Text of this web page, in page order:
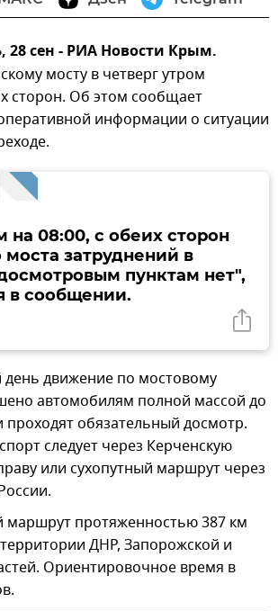
сен - РИА Новости Крым.
мосту в четверг утром
сторон. Об этом сообщает
информации о ситуации
08:00, с обеих сторон
затруднений в
пунктам нет",
в сообщении.
движение по мостовому
автомобилям полной массой до
проходят обязательный досмотр.
следует через Керченскую
или сухопутный маршрут через
маршрут протяженностью 387 км
ДНР, Запорожской и
Ориентировочное время в